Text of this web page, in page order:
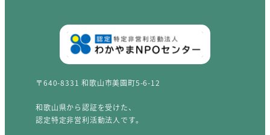
〒640-8331 和歌山市美園町5-6-12
和歌山県から認証を受けた、
認定特定非営利活動法人です。